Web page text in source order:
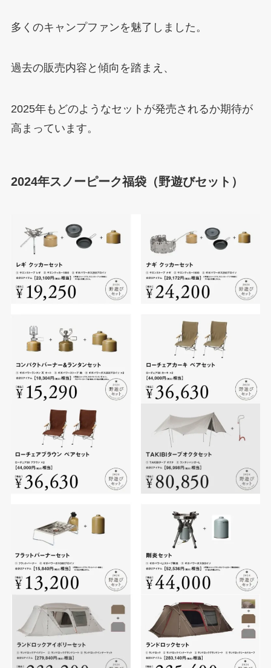
多くのキャンプファンを魅了しました。
過去の販売内容と傾向を踏まえ、
2025年もどのようなセットが発売されるか期待が
高まっています。
2024年スノーピーク福袋（野遊びセット）